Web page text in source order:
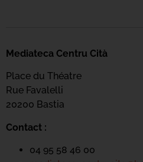
Mediateca Centru Cità
Place du Théatre
Rue Favalelli
20200 Bastia
Contact :
04 95 58 46 00